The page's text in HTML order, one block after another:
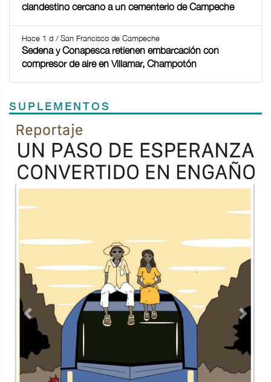
clandestino cercano a un cementerio de Campeche
Hace 1 d / San Francisco de Campeche
Sedena y Conapesca retienen embarcación con
compresor de aire en Villamar, Champotón
SUPLEMENTOS
Previous Next